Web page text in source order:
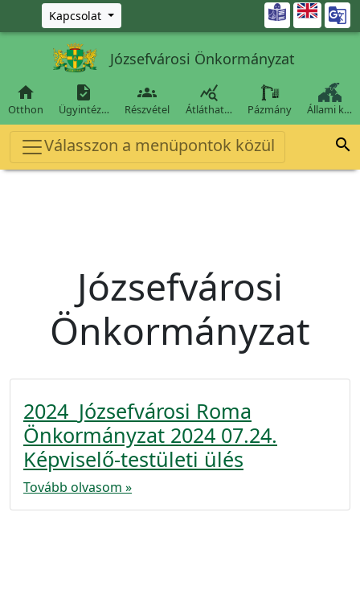
Ugrás a fő tartalomra
Kapcsolat 
Józsefvárosi Önkormányzat

Otthon

Ügyintéz…

Részvétel

Átláthat… Pázmány Állami k…
Válasszon a menüpontok közül 
Józsefvárosi
Önkormányzat
2024_Józsefvárosi Roma
Önkormányzat 2024 07.24.
Képviselő-testületi ülés
Tovább olvasom »